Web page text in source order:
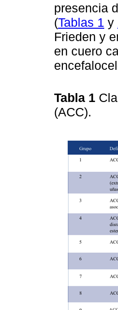
presencia
(Tablas 1 y
Frieden y
en cuero
Tabla 1
(ACC).